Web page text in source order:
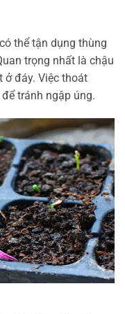
thể tận dụng thùng
trọng nhất là chậu
ở đáy. Việc thoát
tránh ngập úng.